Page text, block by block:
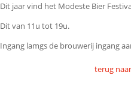
Dit jaar vind het Modeste Bier
Dit van 11u tot 19u.
Ingang lamgs de brouwerij ingang
terug